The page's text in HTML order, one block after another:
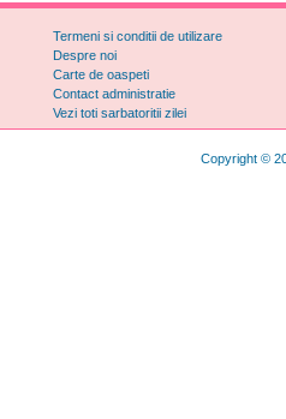
Termeni si conditii de utilizare
Despre noi
Carte de oaspeti
Contact administratie
Vezi toti sarbatoritii zilei
Copyright ©